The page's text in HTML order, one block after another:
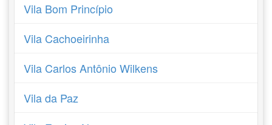
Vila Bom Princípio
Vila Cachoeirinha
Vila Carlos Antônio Wilkens
Vila da Paz